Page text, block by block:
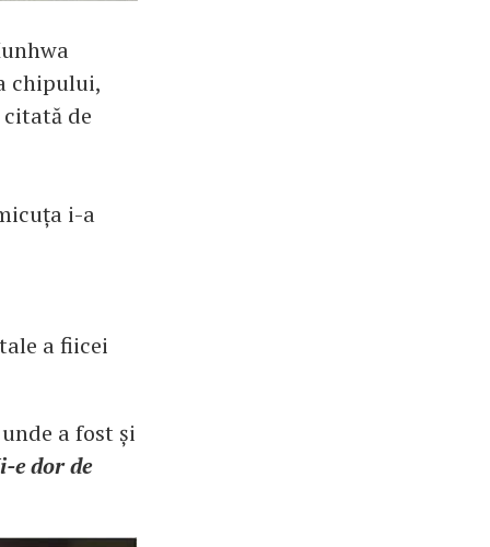
chipului,
citată de
i-a
a fiicei
a fost și
e dor de